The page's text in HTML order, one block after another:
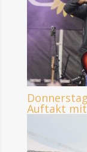
Auftakt mit